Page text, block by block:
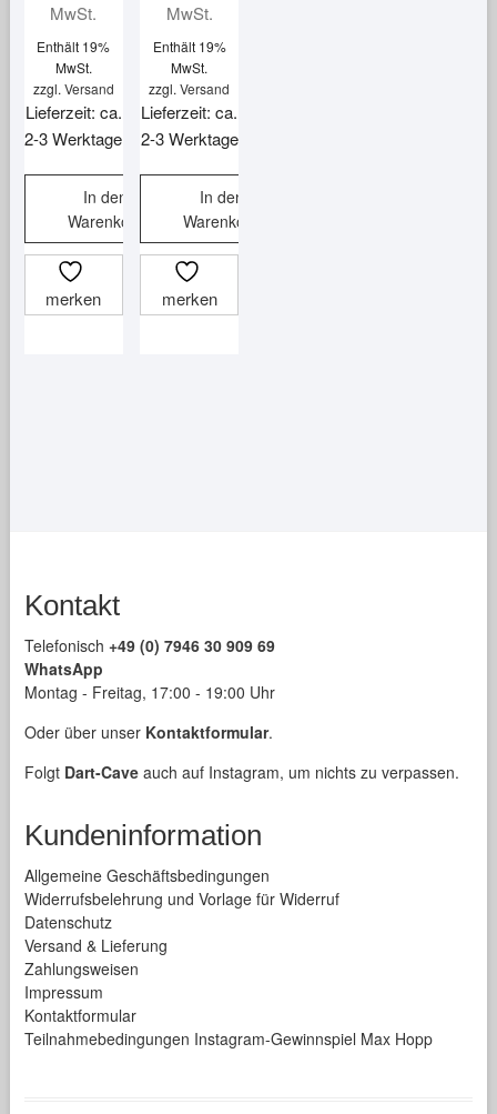
MwSt.
Enthält 19%
MwSt.
zzgl. Versand
Lieferzeit: ca.
2-3 Werktage
In den
Warenkorb
merken
MwSt.
Enthält 19%
MwSt.
zzgl.Versand
Lieferzeit: ca.
2-3 Werktage
In den
Warenkorb
merken
Kontakt
Telefonisch +49 (0) 7946 30 909 69
WhatsApp
Montag - Freitag, 17:00 - 19:00 Uhr
Oder über unser Kontaktformular.
Folgt Dart-Caveauch auf Instagram, um nichts zu verpassen.
Kundeninformation
Allgemeine Geschäftsbedingungen
Widerrufsbelehrung und Vorlage für Widerruf
Datenschutz
Versand & Lieferung
Zahlungsweisen
Impressum
Kontaktformular
Teilnahmebedingungen Instagram-Gewinnspiel Max Hopp